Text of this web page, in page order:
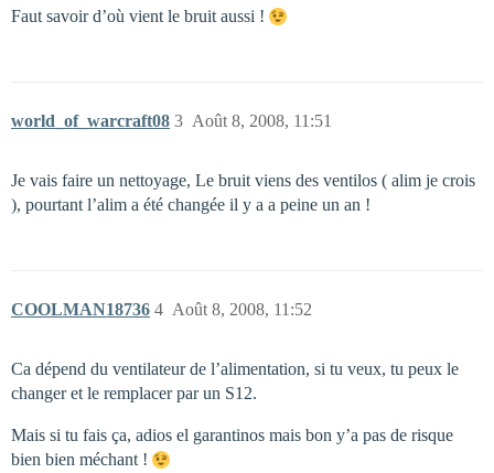
Faut savoir d’où vient le bruit aussi !
world_of_warcraft08 Août 8, 2008, 11:51
3
Je vais faire un nettoyage, Le bruit viens des ventilos ( alim je crois
), pourtant l’alim a été changée il y a a peine un an !
COOLMAN18736 Août 8, 2008, 11:52
4
Ca dépend du ventilateur de l’alimentation, si tu veux, tu peux le
changer et le remplacer par un S12.
Mais si tu fais ça, adios el garantinos mais bon y’a pas de risque
bien bien méchant !